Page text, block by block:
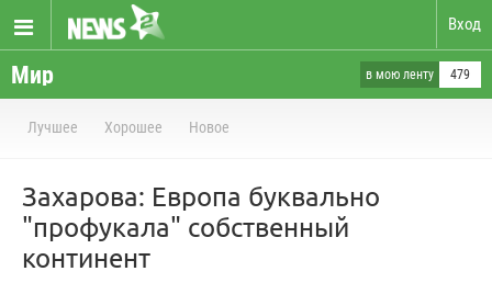
Вход
Мир в мою ленту 479
Лучшее Хорошее Новое
Захарова: Европа буквально
"профукала" собственный
континент